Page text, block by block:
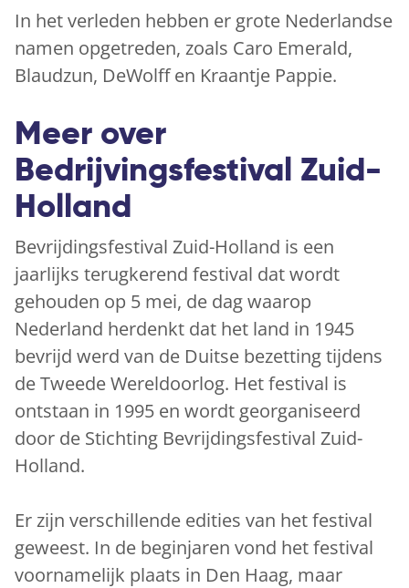
In het verleden hebben er grote Nederlandse
namen opgetreden, zoals Caro Emerald,
Blaudzun, DeWolff en Kraantje Pappie.
Meer over
Bedrijvingsfestival Zuid-
Holland
Bevrijdingsfestival Zuid-Holland is een
jaarlijks terugkerend festival dat wordt
gehouden op 5 mei, de dag waarop
Nederland herdenkt dat het land in 1945
bevrijd werd van de Duitse bezetting tijdens
de Tweede Wereldoorlog. Het festival is
ontstaan in 1995 en wordt georganiseerd
door de Stichting Bevrijdingsfestival Zuid-
Holland.
Er zijn verschillende edities van het festival
geweest. In de beginjaren vond het festival
voornamelijk plaats in Den Haag, maar